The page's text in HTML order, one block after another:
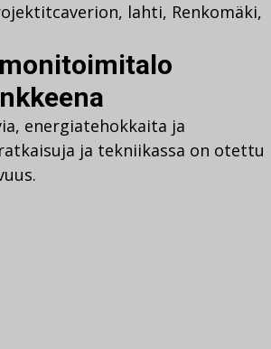
caverion, lahti, Renkomäki,
energiatehokkaita ja
ja tekniikassa on otettu